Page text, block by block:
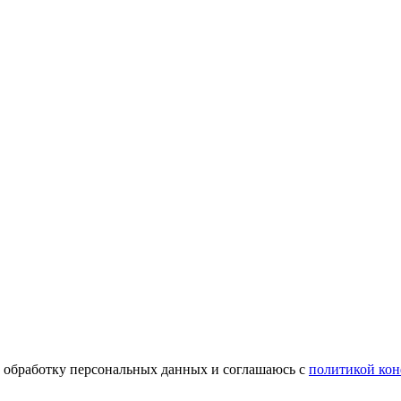
персональных данных и соглашаюсь c политикой